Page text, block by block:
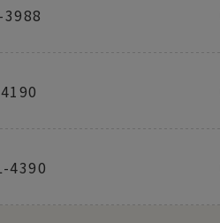
3988
4390